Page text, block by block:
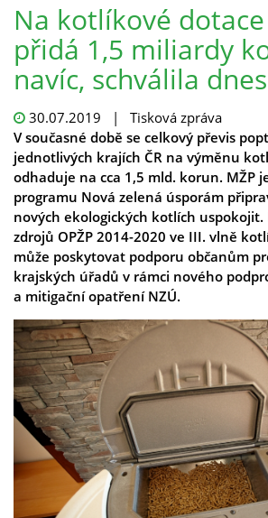
Na kotlíkové
přidá 1,5 miliardy
navíc, schválila
30.07.2019 | Tisková zpráva
V současné době se celkový převis
jednotlivých krajích ČR na výměnu
odhaduje na cca 1,5 mld. korun. MŽP
programu Nová zelená úsporám
nových ekologických kotlích uspokojit.
zdrojů OPŽP 2014-2020 ve III. vlně
může poskytovat podporu občanům
krajských úřadů v rámci nového
a mitigační opatření NZÚ.